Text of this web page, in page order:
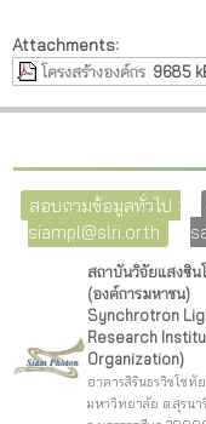
Attachments:
โครงสร้างองค์กร 9685
สอบถามข้อมูลทั่วไป :
siampl@slri.or.th
สถาบันวิจัยแสงซิน
(องค์การมหาชน)
Synchrotron
Research
Organization)
อาคารสิรินธรวิชโชทัย
มหาวิทยาลัย ต.สุรนา